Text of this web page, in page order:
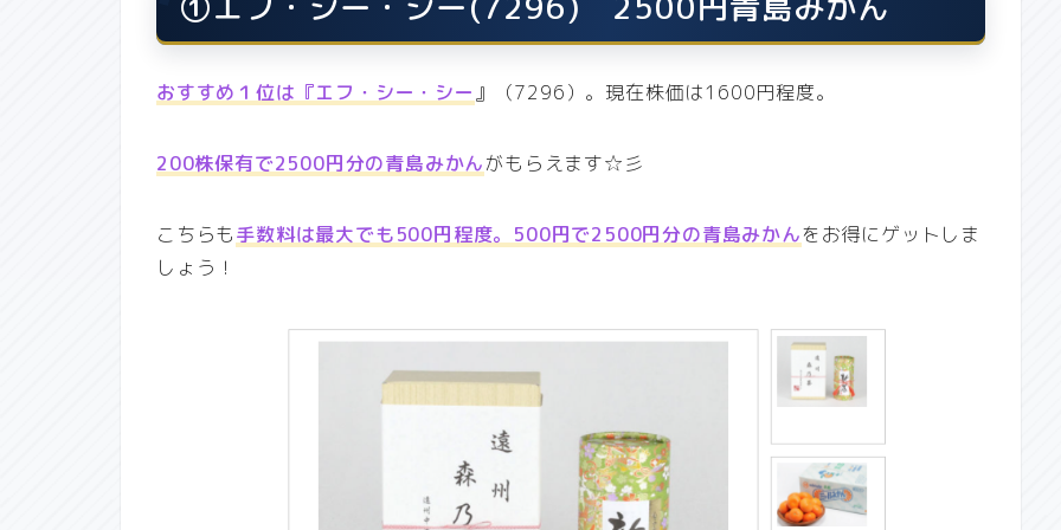
おすすめ１位は『エフ・シー・ シー』（7296）。現在株価は1600円程度。
200株保有で2500円分の青島みかんがもらえます☆彡
こちらも手数料は最大でも500円程度。500円で2500円分の青島みかんをお得にゲットしま
しょう！